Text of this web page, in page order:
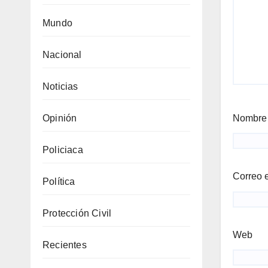
Mundo
Nacional
Noticias
Opinión
Policiaca
Política
Protección Civil
Recientes
Nombre
Correo
Web